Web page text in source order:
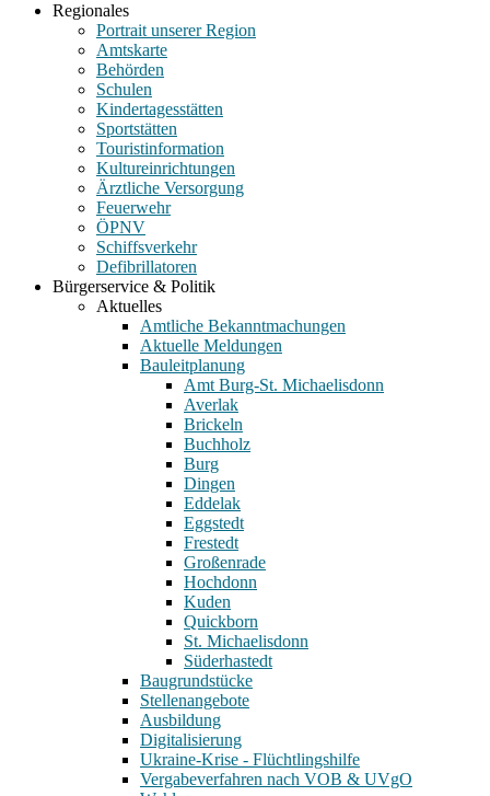
Regionales
Portrait unserer Region
Amtskarte
Behörden
Schulen
Kindertagesstätten
Sportstätten
Touristinformation
Kultureinrichtungen
Ärztliche Versorgung
Feuerwehr
ÖPNV
Schiffsverkehr
Defibrillatoren
Bürgerservice & Politik
Aktuelles
Amtliche Bekanntmachungen
Aktuelle Meldungen
Bauleitplanung
Amt Burg-St. Michaelisdonn
Averlak
Brickeln
Buchholz
Burg
Dingen
Eddelak
Eggstedt
Frestedt
Großenrade
Hochdonn
Kuden
Quickborn
St. Michaelisdonn
Süderhastedt
Baugrundstücke
Stellenangebote
Ausbildung
Digitalisierung
Ukraine-Krise - Flüchtlingshilfe
Vergabeverfahren nach VOB & UVgO